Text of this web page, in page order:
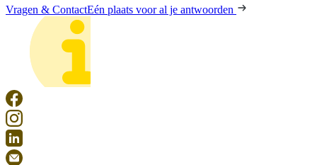
Vragen & ContactEén plaats voor al je antwoorden